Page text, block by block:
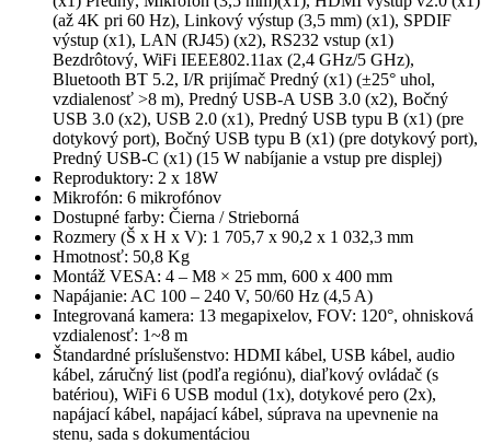
(až 4K pri 60 Hz), Linkový výstup (3,5 mm) (x1), SPDIF
výstup (x1), LAN (RJ45) (x2), RS232 vstup (x1)
Bezdrôtový, WiFi IEEE802.11ax (2,4 GHz/5 GHz),
Bluetooth BT 5.2, I/R prijímač Predný (x1) (±25° uhol,
vzdialenosť >8 m), Predný USB-A USB 3.0 (x2), Bočný
USB 3.0 (x2), USB 2.0 (x1), Predný USB typu B (x1) (pre
dotykový port), Bočný USB typu B (x1) (pre dotykový port),
Predný USB-C (x1) (15 W nabíjanie a vstup pre displej)
Reproduktory: 2 x 18W
Mikrofón: 6 mikrofónov
Dostupné farby: Čierna / Strieborná
Rozmery (Š x H x V): 1 705,7 x 90,2 x 1 032,3 mm
Hmotnosť: 50,8 Kg
Montáž VESA: 4 – M8 × 25 mm, 600 x 400 mm
Napájanie: AC 100 – 240 V, 50/60 Hz (4,5 A)
Integrovaná kamera: 13 megapixelov, FOV: 120°, ohnisková
vzdialenosť: 1~8 m
Štandardné príslušenstvo: HDMI kábel, USB kábel, audio
kábel, záručný list (podľa regiónu), diaľkový ovládač (s
batériou), WiFi 6 USB modul (1x), dotykové pero (2x),
napájací kábel, napájací kábel, súprava na upevnenie na
stenu, sada s dokumentáciou